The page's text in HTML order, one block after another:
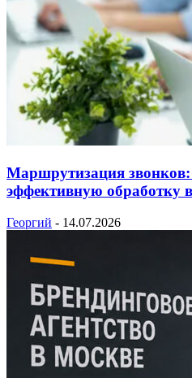
Маршрутизация звонков:
эффективную обработку
Георгий - 14.07.2026